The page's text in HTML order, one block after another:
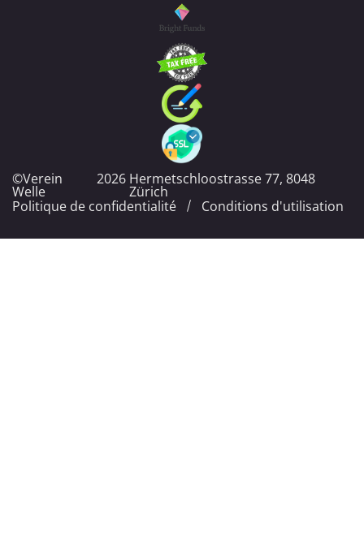
©Verein
Welle
2026 Hermetschloostrasse 77, 8048
Zürich
Politique de confidentialité
Conditions d'utilisation